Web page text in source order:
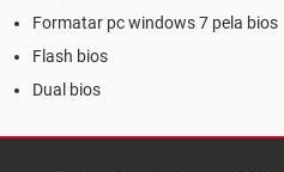
Formatar pc windows 7 pela bios
Flash bios
Dual bios